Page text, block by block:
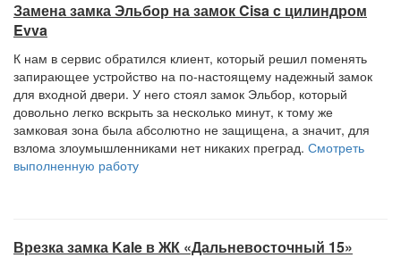
Замена замка Эльбор на замок Cisa c цилиндром
Evva
К нам в сервис обратился клиент, который решил поменять
запирающее устройство на по-настоящему надежный замок
для входной двери. У него стоял замок Эльбор, который
довольно легко вскрыть за несколько минут, к тому же
замковая зона была абсолютно не защищена, а значит, для
взлома злоумышленниками нет никаких преград. Смотреть
выполненную работу
Врезка замка Kale в ЖК «Дальневосточный 15»